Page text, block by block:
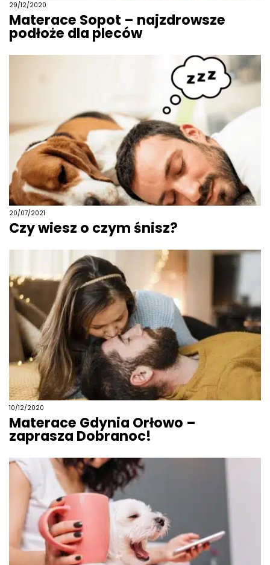
29/12/2020
Materace Sopot – najzdrowsze
podłoże dla pleców
20/07/2021
Czy wiesz o czym śnisz?
10/12/2020
Materace Gdynia Orłowo –
zaprasza Dobranoc!